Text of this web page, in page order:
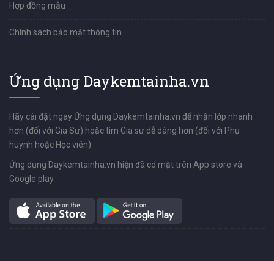
Hợp đồng mẫu
Chính sách bảo mật thông tin
Ứng dụng Daykemtainha.vn
Hãy cài đặt ngay Ứng dụng Daykemtainha.vn để nhận lớp nhanh
hơn (đối với Gia Sư) hoặc tìm Gia sư dễ dàng hơn (đối với Phụ
huynh hoặc Học viên)
Ứng dụng Daykemtainha.vn hiện đã có mặt trên App store và
Google play